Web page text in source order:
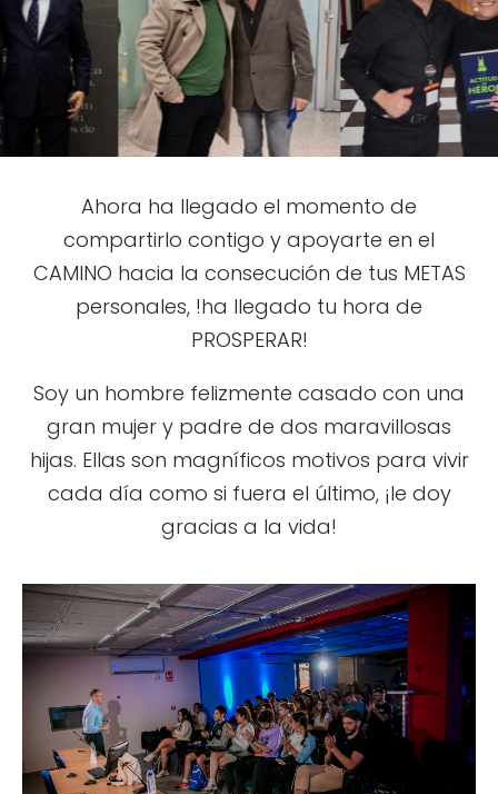
Ahora ha llegado el momento de
compartirlo contigo y apoyarte en el
CAMINO hacia la consecución de tus METAS
personales, !ha llegado tu hora de
PROSPERAR!
Soy un hombre felizmente casado con una
gran mujer y padre de dos maravillosas
hijas. Ellas son magníficos motivos para vivir
cada día como si fuera el último, ¡le doy
gracias a la vida!